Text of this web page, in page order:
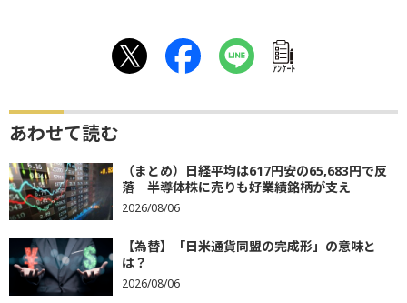
ｱﾝｹｰﾄ
あわせて読む
（まとめ）日経平均は617円安の65,683円で反
落 半導体株に売りも好業績銘柄が支え
2026/08/06
【為替】「日米通貨同盟の完成形」の意味と
は？
2026/08/06